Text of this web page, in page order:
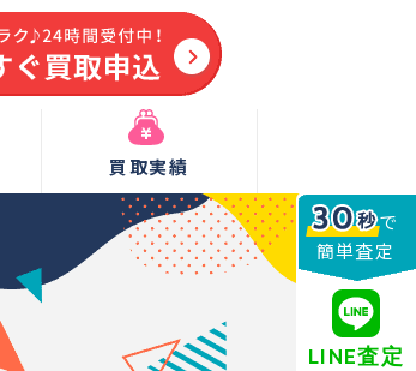
買取実績
で
簡単査定
LINE査定